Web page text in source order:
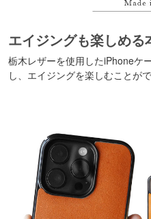
エイジングも楽しめ
栃木レザーを使用したiPhoneケ
し、エイジングを楽しむことがで